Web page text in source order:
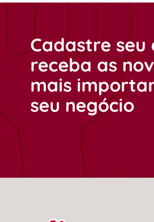
Cadastre seu
receba as
mais
seu negócio